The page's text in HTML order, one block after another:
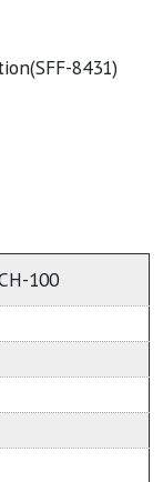
8431)
100